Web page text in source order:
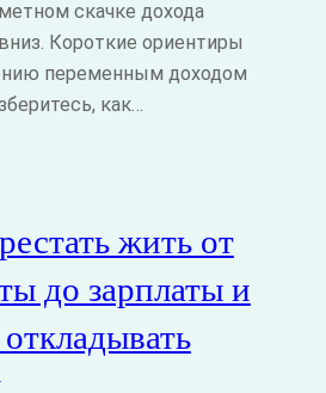
скачке дохода
Короткие ориентиры
переменным доходом
как…
жить от
до зарплаты и